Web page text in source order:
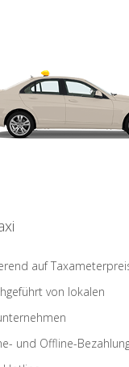
auf
von lokalen
und Offline-